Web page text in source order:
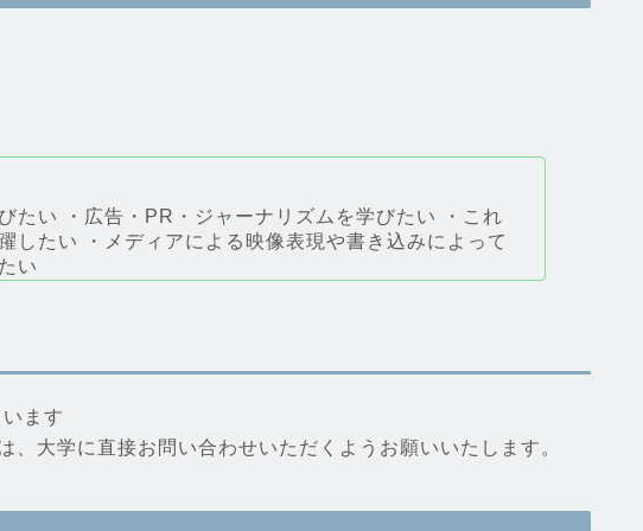
たい ・広告・PR・ジャーナリズムを学びたい ・これ
したい ・メディアによる映像表現や書き込みによって
い
ます
、大学に直接お問い合わせいただくようお願いいたします。